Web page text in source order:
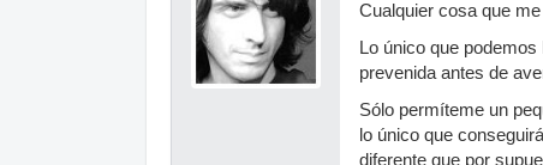
Cualquier cosa que
Lo único que
prevenida antes de
Sólo permíteme un
lo único que
diferente que por